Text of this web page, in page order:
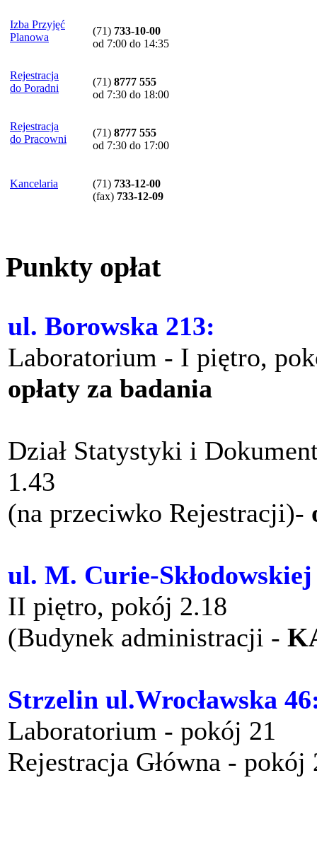
Izba Przyjęć
Planowa
(71) 733-10-00
od 7:00 do 14:35
Rejestracja
do Poradni
(71) 8777 555
od 7:30 do 18:00
Rejestracja
do Pracowni
(71) 8777 555
od 7:30 do 17:00
Kancelaria (71) 733-12-00
(fax) 733-12-09
Punkty opłat
ul. Borowska 213:
Laboratorium - I piętro,
opłaty za badania
Dział Statystyki i
1.43
(na przeciwko Rejestracji)-
ul. M. Curie-Skłodowskiej
II piętro, pokój 2.18
(Budynek administracji -
Strzelin ul.Wrocławska
Laboratorium - pokój 21
Rejestracja Główna -